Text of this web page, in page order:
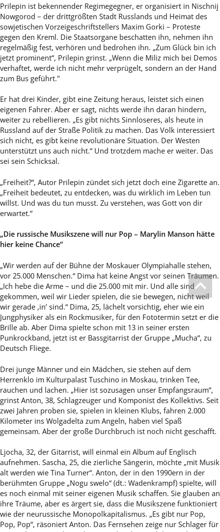
Prilepin ist bekennender Regimegegner, er organisiert in Nischnij
Nowgorod – der drittgrößten Stadt Russlands und Heimat des
sowjetischen Vorzeigeschriftstellers Maxim Gorki – Proteste
gegen den Kreml. Die Staatsorgane beschatten ihn, nehmen ihn
regelmäßig fest, verhören und bedrohen ihn. „Zum Glück bin ich
jetzt prominent“, Prilepin grinst. „Wenn die Miliz mich bei Demos
verhaftet, werde ich nicht mehr verprügelt, sondern an der Hand
zum Bus geführt."
Er hat drei Kinder, gibt eine Zeitung heraus, leistet sich einen
eigenen Fahrer. Aber er sagt, nichts werde ihn daran hindern,
weiter zu rebellieren. „Es gibt nichts Sinnloseres, als heute in
Russland auf der Straße Politik zu machen. Das Volk interessiert
sich nicht, es gibt keine revolutionäre Situation. Der Westen
unterstützt uns auch nicht.“ Und trotzdem mache er weiter. Das
sei sein Schicksal.
„Freiheit?“, Autor Prilepin zündet sich jetzt doch eine Zigarette an.
„Freiheit bedeutet, zu entdecken, was du wirklich im Leben tun
willst. Und was du tun musst. Zu verstehen, was Gott von dir
erwartet.“
„Die russische Musikszene will nur Pop – Marylin Manson hätte
hier keine Chance“
„Wir werden auf der Bühne der Moskauer Olympiahalle stehen,
vor 25.000 Menschen.“ Dima hat keine Angst vor seinen Träumen.
„Ich hebe die Arme – und die 25.000 mit mir. Und alle sind
gekommen, weil wir Lieder spielen, die sie bewegen, nicht weil
wir gerade ,in’ sind.“ Dima, 25, lächelt vorsichtig, eher wie ein
Jungphysiker als ein Rockmusiker, für den Fototermin setzt er die
Brille ab. Aber Dima spielte schon mit 13 in seiner ersten
Punkrockband, jetzt ist er Bassgitarrist der Gruppe „Mucha“, zu
Deutsch Fliege.
Drei junge Männer und ein Mädchen, sie stehen auf dem
Herrenklo im Kulturpalast Tuschino in Moskau, trinken Tee,
rauchen und lachen. „Hier ist sozusagen unser Empfangsraum“,
grinst Anton, 38, Schlagzeuger und Komponist des Kollektivs. Seit
zwei Jahren proben sie, spielen in kleinen Klubs, fahren 2.000
Kilometer ins Wolgadelta zum Angeln, haben viel Spaß
gemeinsam. Aber der große Durchbruch ist noch nicht geschafft.
Ljocha, 32, der Gitarrist, will einmal ein Album auf Englisch
aufnehmen. Sascha, 25, die zierliche Sängerin, möchte „mit Musik
alt werden wie Tina Turner“. Anton, der in den 1990ern in der
berühmten Gruppe „Nogu swelo“ (dt.: Wadenkrampf) spielte, will
es noch einmal mit seiner eigenen Musik schaffen. Sie glauben an
ihre Träume, aber es ärgert sie, dass die Musikszene funktioniert
wie der neurussische Monopolkapitalismus. „Es gibt nur Pop,
Pop, Pop“, räsoniert Anton. Das Fernsehen zeige nur Schlager für